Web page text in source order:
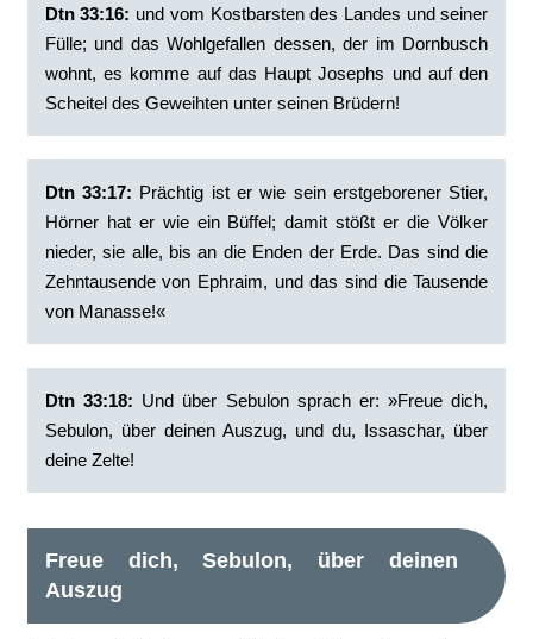
Dtn 33:16: ‭und vom Kostbarsten des Landes und seiner
Fülle; und das Wohlgefallen dessen, der im Dornbusch
wohnt, es komme auf das Haupt Josephs und auf den
Scheitel des Geweihten unter seinen Brüdern!
Dtn 33:17: ‭Prächtig ist er wie sein erstgeborener Stier,
Hörner hat er wie ein Büffel; damit stößt er die Völker
nieder, sie alle, bis an die Enden der Erde. Das sind die
Zehntausende von Ephraim, und das sind die Tausende
von Manasse!«
Dtn 33:18: ‭Und über Sebulon sprach er: »Freue dich,
Sebulon, über deinen Auszug, und du, Issaschar, über
deine Zelte!
Freue dich, Sebulon, über deinen
Auszug